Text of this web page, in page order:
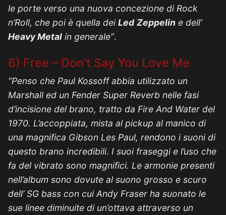
le porte verso una nuova concezione di Rock
n’Roll, che poi è quella deiLed Zeppelin e dell’
Heavy Metal in generale”.
6) Free – Don’t Say You Love Me
“Penso che Paul Kossoff abbia utilizzato un
Marshall ed un Fender Super Reverb nelle fasi
d’incisione del brano, tratto da Fire And Water del
1970. L’accoppiata, mista al pickup al manico di
una magnifica Gibson Les Paul, rendono i suoni di
questo brano incredibili. I suoi fraseggi e l’uso che
fa del vibrato sono magnifici. Le armonie presenti
nell’album sono dovute al suono grosso e scuro
dell’ SG bass con cui Andy Fraser ha suonato le
sue linee diminuite di un’ottava attraverso un